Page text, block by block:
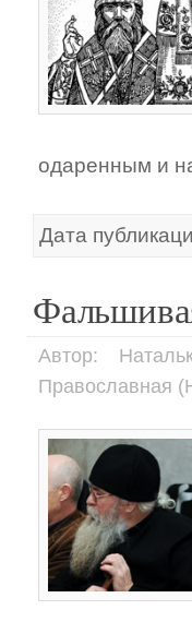
одаренным и
Дата
Автор:
Православная